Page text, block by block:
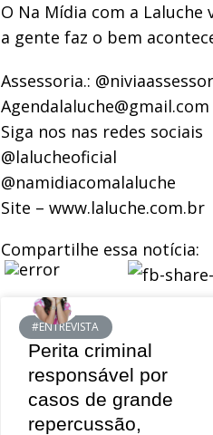
O Na Mídia com a
a gente faz o bem
Assessoria.:
Agendalaluche@gmail.com
Siga nos nas redes sociais
@lalucheoficial
@namidiacomalaluche
Site – www.laluche.com.br
Compartilhe essa notícia:
#ENTREVISTA
Perita criminal
responsável por
casos de grande
repercussão,